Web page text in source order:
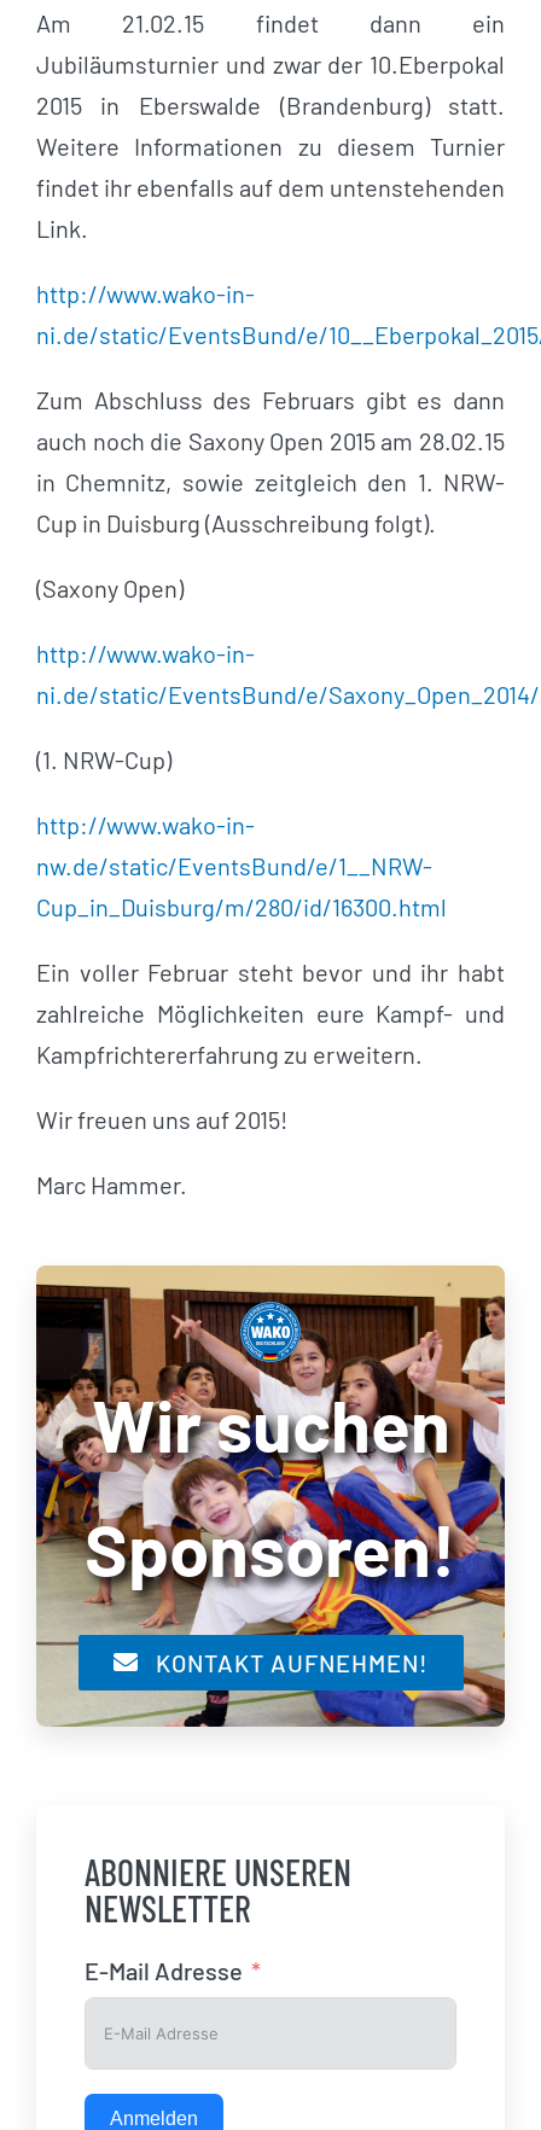
Am 21.02.15 findet dann ein
Jubiläumsturnier und zwar der 10.Eberpokal
2015 in Eberswalde (Brandenburg) statt.
Weitere Informationen zu diesem Turnier
findet ihr ebenfalls auf dem untenstehenden
Link.
http://www.wako-in-
ni.de/static/EventsBund/e/
Zum Abschluss des Februars gibt es dann
auch noch die Saxony Open 2015 am 28.02.15
in Chemnitz, sowie zeitgleich den 1. NRW-
Cup in Duisburg (Ausschreibung folgt).
(Saxony Open)
http://www.wako-in-
ni.de/static/EventsBund/e/
(1. NRW-Cup)
http://www.wako-in-
nw.de/static/EventsBund/e/1__NRW-
Cup_in_Duisburg/m/280/id/16300.html
Ein voller Februar steht bevor und ihr habt
zahlreiche Möglichkeiten eure Kampf- und
Kampfrichtererfahrung zu erweitern.
Wir freuen uns auf 2015!
Marc Hammer.
Wir suchen
Sponsoren!
KONTAKT AUFNEHMEN!
ABONNIERE UNSEREN
NEWSLETTER
E-Mail Adresse
Anmelden